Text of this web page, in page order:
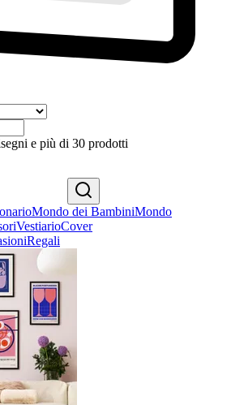
e più di 30 prodotti
Mondo dei BambiniMondo
VestiarioCover
Regali